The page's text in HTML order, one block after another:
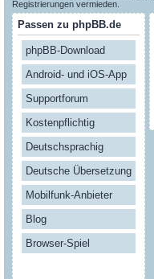
Registrierungen vermieden.
Passen zu phpBB.de
phpBB-Download
Android- und iOS-App
Supportforum
Kostenpflichtig
Deutschsprachig
Deutsche Übersetzung
Mobilfunk-Anbieter
Blog
Browser-Spiel